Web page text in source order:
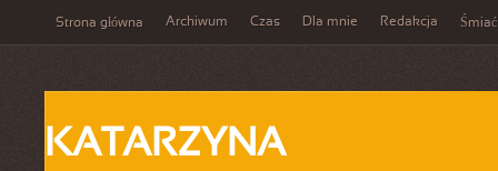
Strona główna Archiwum Czas Dla mnie Redakcja Śmiać
KATARZYNA